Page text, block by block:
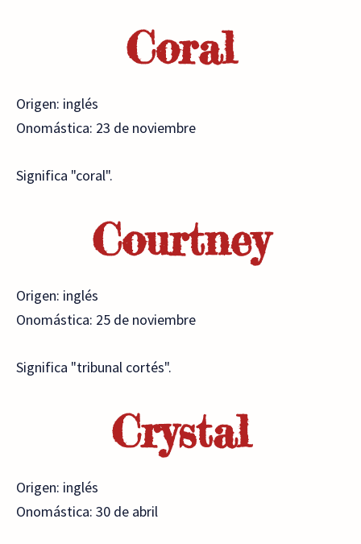
Coral
Origen: inglés
Onomástica: 23 de noviembre
Significa "coral".
Courtney
Origen: inglés
Onomástica: 25 de noviembre
Significa "tribunal cortés".
Crystal
Origen: inglés
Onomástica: 30 de abril